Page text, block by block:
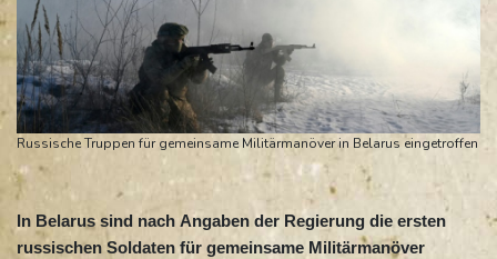
Russische Truppen für gemeinsame Militärmanöver in Belarus eingetroffen
In Belarus sind nach Angaben der Regierung die ersten
russischen Soldaten für gemeinsame Militärmanöver